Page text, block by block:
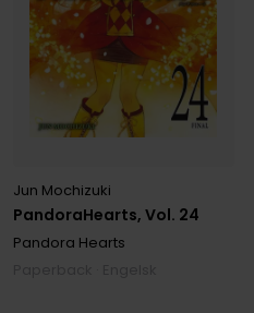
PandoraHearts, Vol. 24
Jun Mochizuki
Pandora Hearts